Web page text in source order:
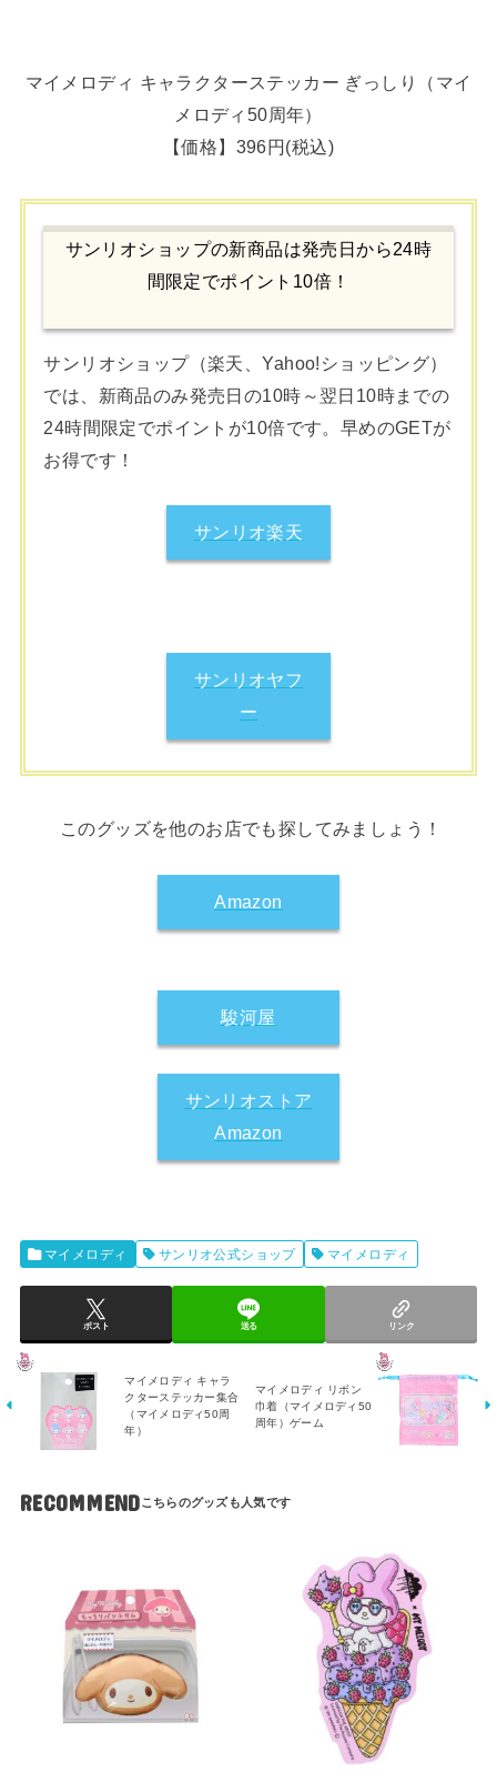
マイメロディ キャラクターステッカー ぎっしり（マイ
メロディ50周年）
【価格】396円(税込)
サンリオショップの新商品は発売日から24時
間限定でポイント10倍！
サンリオショップ（楽天、Yahoo!ショッピング）
では、新商品のみ発売日の10時～翌日10時までの
24時間限定でポイントが10倍です。早めのGETが
お得です！
サンリオ楽天
サンリオヤフ
ー
このグッズを他のお店でも探してみましょう！
Amazon
駿河屋
サンリオストア
Amazon
マイメロディ サンリオ公式ショップ マイメロディ
ポスト 送る リンク
マイメロディ キャラ
クターステッカー集合
（マイメロディ50周
年）
マイメロディ リボン
巾着（マイメロディ50
周年）ゲーム
RECOMMEND